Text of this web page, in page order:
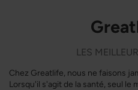
LES
Chez Greatlife, nous ne faisons
Lorsqu'il s'agit de la santé, seul le